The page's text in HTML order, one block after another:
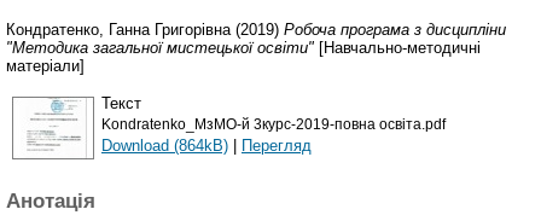
Кондратенко, Ганна Григорівна (2019) Робоча програма з дисципліни
"Методика загальної мистецької освіти" [Навчально-методичні
матеріали]
Текст
Kondratenko_МзМО-й 3курс-2019-повна освіта.pdf
Download (864kB) | Перегляд
Анотація